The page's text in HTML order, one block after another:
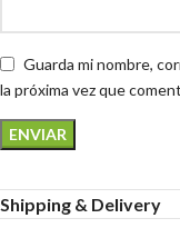
Guarda mi nombre,
la próxima vez que
Shipping & Delivery